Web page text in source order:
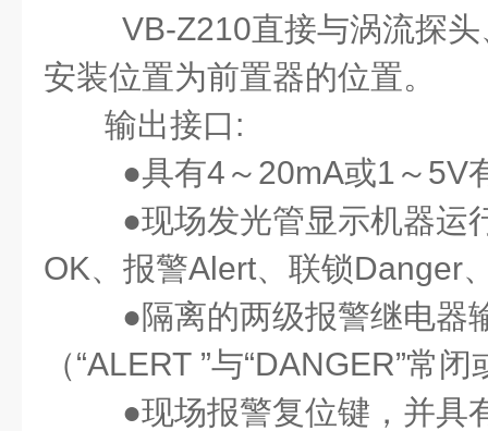
VB-Z210直接与涡流探
安装位置为前置器的位置。
输出接口:
●具有4～20mA或1～5V
●现场发光管显示机器运
OK、报警Alert、联锁Danger
●隔离的两级报警继电器
（“ALERT ”与“DANGER”常
●现场报警复位键，并具